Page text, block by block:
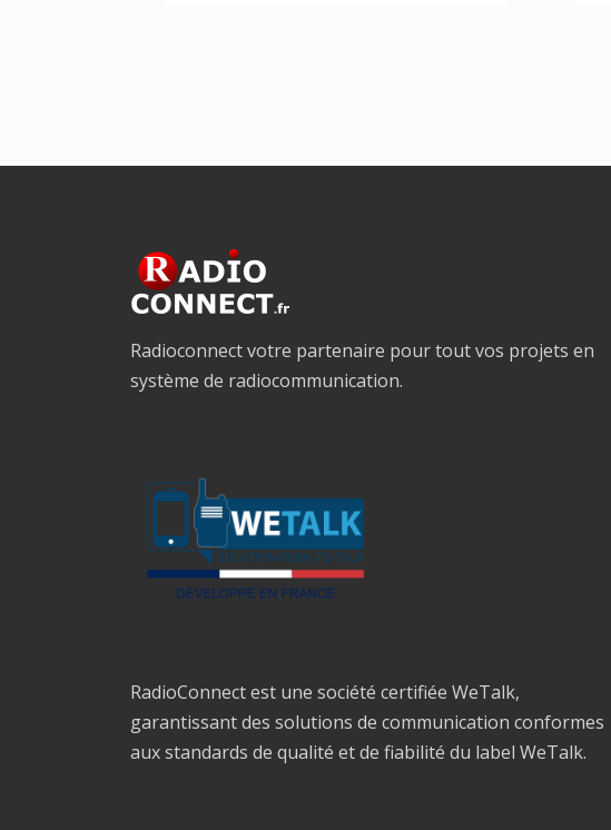
Radioconnect votre partenaire pour tout vos projets en
système de radiocommunication.
RadioConnect est une société certifiée WeTalk,
garantissant des solutions de communication conformes
aux standards de qualité et de fiabilité du label WeTalk.